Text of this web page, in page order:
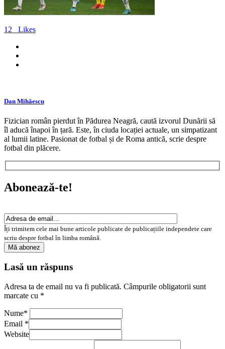
12 Likes
Dan Mihăescu
Fizician român pierdut în Pădurea Neagră, caută izvorul Dunării să
îl aducă înapoi în țară. Este, în ciuda locației actuale, un simpatizant
al lumii latine. Pasionat de fotbal și de Roma antică, scrie despre
fotbal din plăcere.
Abonează-te!
Îți trimitem cele mai bune articole publicate de publicațiile independete care
scriu despre fotbal în limba română.
Lasă un răspuns
Adresa ta de email nu va fi publicată. Câmpurile obligatorii sunt
marcate cu *
Nume*
Email *
Website